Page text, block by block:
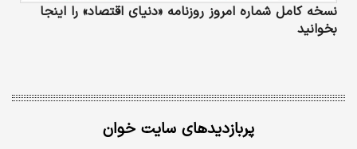
نسخه کامل شماره امروز روزنامه «دنیای‌ اقتصاد» را اینجا
بخوانید
پربازدیدهای سایت خوان